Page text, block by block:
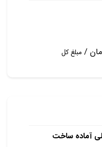
مبلغ کل
آماده ساخت